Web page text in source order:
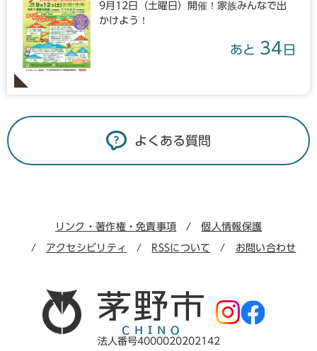
9月12日（土曜日）開催！家族みんなで出
かけよう！
あと 34 日
よくある質問
リンク・著作権・免責事項 個人情報保護
アクセシビリティ RSSについて お問い合わせ
法人番号4000020202142